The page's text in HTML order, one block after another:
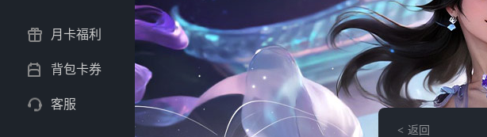
返回
月卡福利
背包卡券
客服